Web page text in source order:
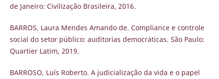
de Janeiro: Civilização Brasileira, 2016.
BARROS, Laura Mendes Amando de. Compliance e controle
social do setor público: auditorias democráticas. São Paulo:
Quartier Latim, 2019.
BARROSO, Luís Roberto. A judicialização da vida e o papel